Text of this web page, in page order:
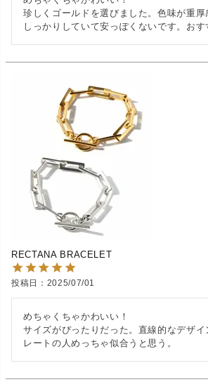
珍しくゴールドを選びました。色味が重厚
しっかりしていて安っぽくないです。おす
RECTANA BRACELET
投稿日 2025/07/01
めちゃくちゃかわいい！
サイズがぴったりだった。直線的なデザイ
レートの人めっちゃ似合うと思う。